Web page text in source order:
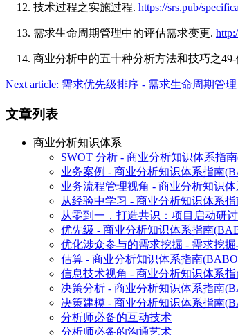
技术过程之实施过程. https://srs.pub/
需求生命周期管理中的评估需求变更.
商业分析中的五十种分析方法和技巧之
Next article: 需求优先级排序 - 需求生命周期管理
文章列表
商业分析知识体系
SWOT 分析 - 商业分析知识体系指
业务案例 - 商业分析知识体系指南
业务流程管理视角 - 商业分析知识
从经验中学习 - 商业分析知识体系
从零到一，打造共识：项目启动研
优先级 - 商业分析知识体系指南
优化涉众参与的需求挖掘 - 需求挖
估算 - 商业分析知识体系指南
信息技术视角 - 商业分析知识体系
决策分析 - 商业分析知识体系指南
决策建模 - 商业分析知识体系指南
分析师必备的互动技术
分析师必备的沟通艺术